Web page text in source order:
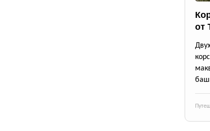
от